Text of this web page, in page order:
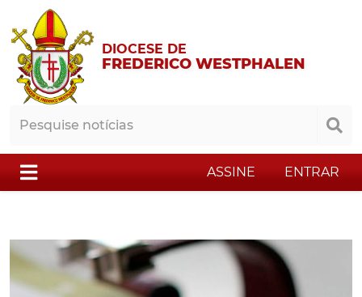
DIOCESE DE
FREDERICO WESTPHALEN
ASSINE ENTRAR